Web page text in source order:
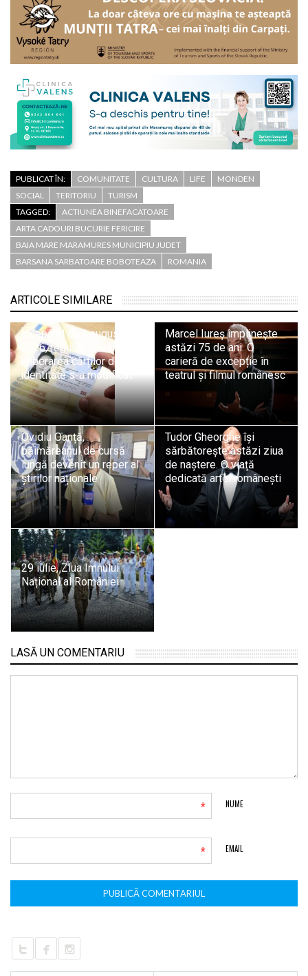
PUBLICAT ÎN: COMUNITATE CULTURA LIFE
MONDEN
SOCIAL
TERITORIU
TURISM
TAGGED:
ACTIUNEA BINEFACATOARE
ARTA CADOURI BUCURIE FERICIRE
BAIA MARE MARAMURES MUNICIPIU JUDET
BARSANA SARBATOARE BOBOTEAZA
ROMANIA
ARTICOLE SIMILARE
Începând cu 1 august
2026, regulile privind
eliberarea cărților de
identitate s-a modificat
Marcel Iureș împlinește
astăzi 75 de ani. O
carieră de excepție în
teatrul și filmul românesc
Ovidiu Oanță,
băimăreanul de cursă
lungă devenit un reper al
știrilor naționale
Tudor Gheorghe își
sărbătorește astăzi ziua
de naștere. O viață
dedicată artei românești
29 iulie, Ziua Imnului
Național al României
LASĂ UN COMENTARIU
NUME
*
EMAIL
*